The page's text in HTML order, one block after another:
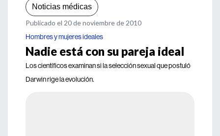
Noticias médicas
Publicado el 20 de noviembre de 2010
Hombres y mujeres ideales
Nadie está con su pareja ideal
Los científicos examinan si la selección sexual que postuló
Darwin rige la evolución.